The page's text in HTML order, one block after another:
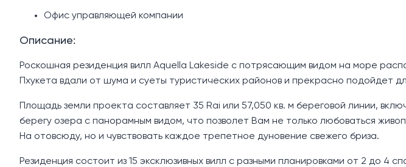
Офис управляющей компании
Описание:
Роскошная резиденция вилл Aquella Lakeside с потрясающим видом на море
Пхукета вдали от шума и суеты туристических районов и прекрасно подойдет
Площадь земли проекта составляет 35 Rai или 57,050 кв. м береговой линии,
берегу озера с панорамным видом, что позволет Вам не только любоваться
На отовсюду, но и чувствовать каждое трепетное дуновение свежего бриза.
Резиденция состоит из 15 эксклюзивных вилл с разными планировками от 2 до 4